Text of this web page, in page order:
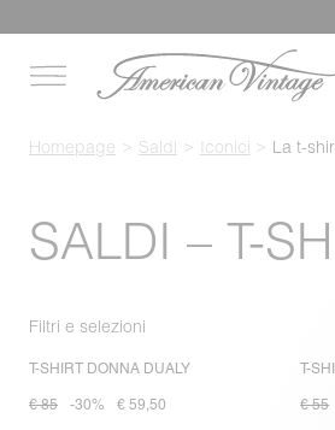
Homepage Saldi Iconici La t-
SALDI – T-
Filtri e selezioni
T-SHIRT DONNA DUALY
€ 85 -30% € 59,50
T-
€ 55